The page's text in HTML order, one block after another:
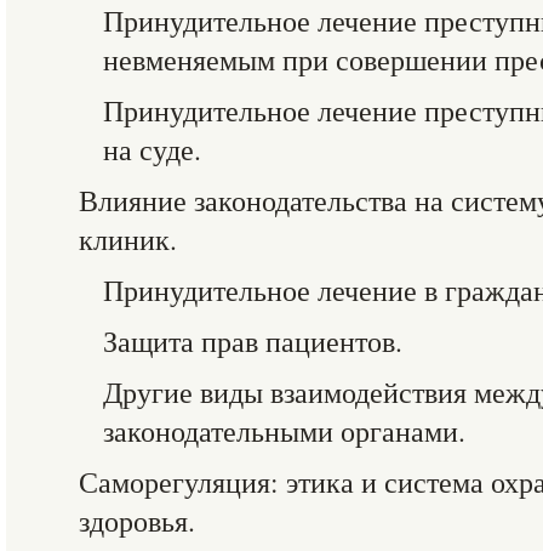
Принудительное лечение
невменяемым при совершении
Принудительное лечение
на суде.
Влияние законодательства на
клиник.
Принудительное лечение в
Защита прав пациентов.
Другие виды взаимодействия
законодательными органами.
Саморегуляция: этика и система
здоровья.